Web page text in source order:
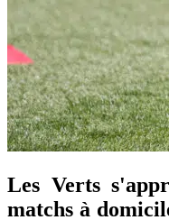
Les Verts
matchs à